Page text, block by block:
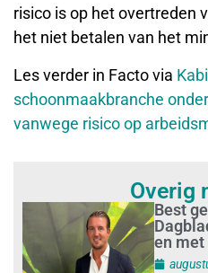
risico is op het overtreden
het niet betalen van het
Les verder in Facto via
schoonmaakbranche
vanwege risico op
Overig
Best
en met